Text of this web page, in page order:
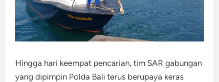
Hingga hari keempat pencarian, tim SAR gabungan
yang dipimpin Polda Bali terus berupaya keras